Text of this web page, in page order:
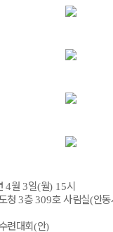
4월 3일(월) 15시
청 3층309호 사림실(안
련대회(안)